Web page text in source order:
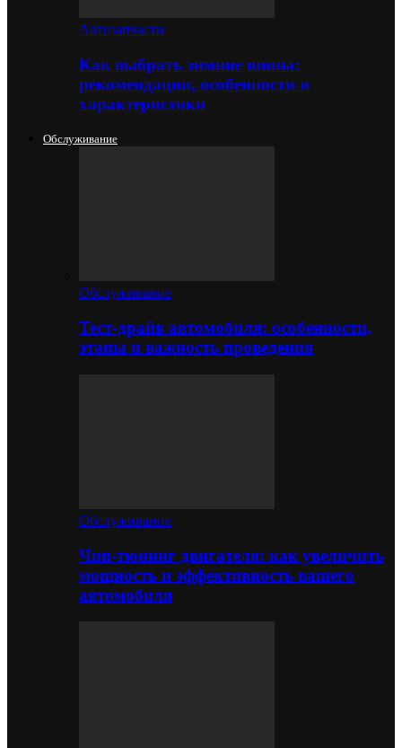
Автозапчасти
Как выбрать зимние шины:
рекомендации, особенности и
характеристики
Обслуживание
Обслуживание
Тест-драйв автомобиля: особенности,
этапы и важность проведения
Обслуживание
Чип-тюнинг двигателя: как увеличить
мощность и эффективность вашего
автомобиля